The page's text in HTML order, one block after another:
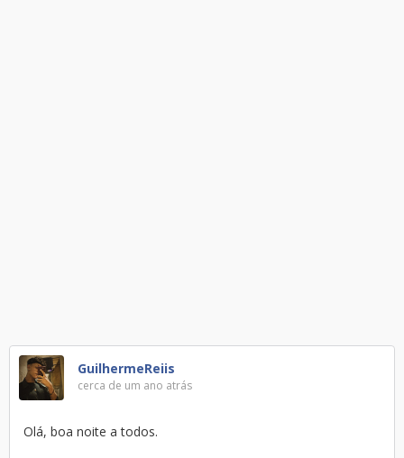
GuilhermeReiis
cerca de um ano atrás
Olá, boa noite a todos.